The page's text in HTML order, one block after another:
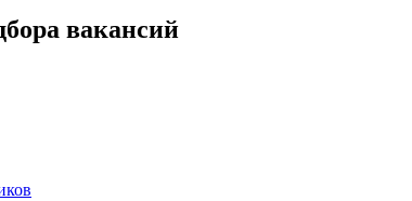
вакансий